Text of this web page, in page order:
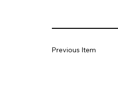
Previous Item